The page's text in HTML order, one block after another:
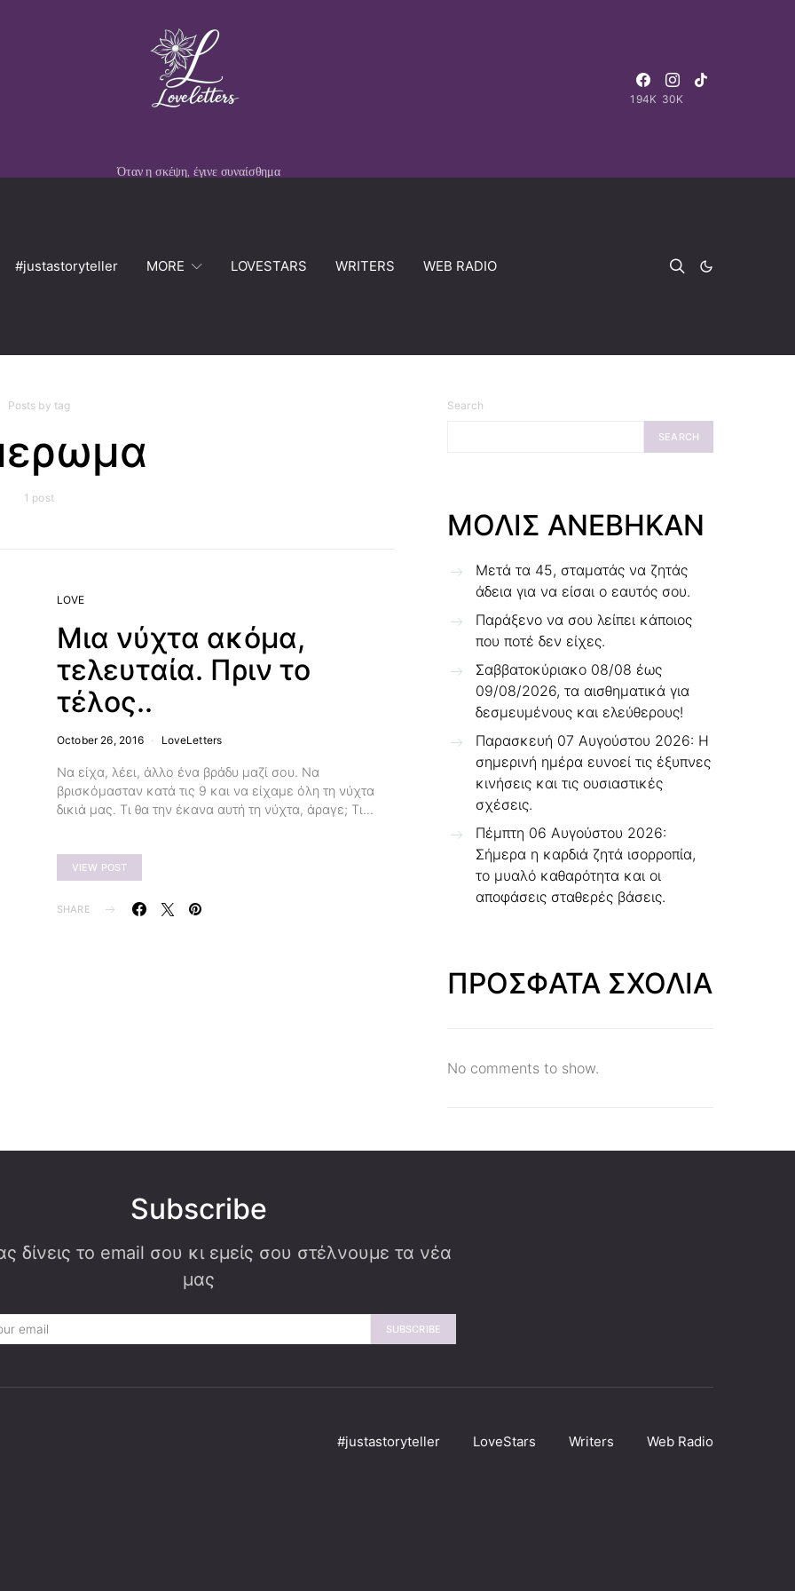
Όταν η σκέψη, έγινε συναίσθημα
194K 30K
#justastoryteller MORE LOVESTARS WRITERS WEB RADIO
Posts by tag
1 post
LOVE
Μια νύχτα ακόμα,
τελευταία. Πριν το
τέλος..
October 26, 2016 LoveLetters
Να είχα, λέει, άλλο ένα βράδυ μαζί σου. Να
βρισκόμασταν κατά τις 9 και να είχαμε όλη τη νύχτα
δικιά μας. Τι θα την έκανα αυτή τη νύχτα, άραγε; Τι…
VIEW POST
SHARE
Search
SEARCH
ΜΟΛΙΣ ΑΝΕΒΗΚΑΝ
Μετά τα 45, σταματάς να ζητάς
άδεια για να είσαι ο εαυτός σου.
Παράξενο να σου λείπει κάποιος
που ποτέ δεν είχες.
Σαββατοκύριακο 08/08 έως
09/08/2026, τα αισθηματικά για
δεσμευμένους και ελεύθερους!
Παρασκευή 07 Αυγούστου 2026: Η
σημερινή ημέρα ευνοεί τις έξυπνες
κινήσεις και τις ουσιαστικές
σχέσεις.
Πέμπτη 06 Αυγούστου 2026:
Σήμερα η καρδιά ζητά ισορροπία,
το μυαλό καθαρότητα και οι
αποφάσεις σταθερές βάσεις.
ΠΡΟΣΦΑΤΑ ΣΧΟΛΙΑ
No comments to show.
Subscribe
δίνεις το email σου κι εμείς σου στέλνουμε τα νέα
μας
SUBSCRIBE
#justastoryteller LoveStars Writers Web Radio